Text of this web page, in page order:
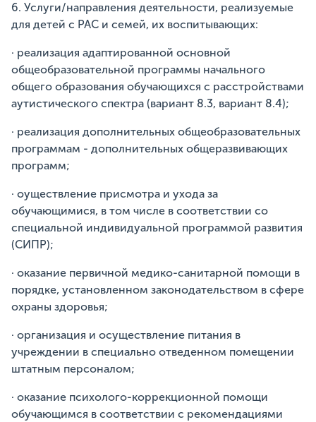
6. Услуги/направления деятельности, реализуемые
для детей с РАС и семей, их воспитывающих:
· реализация адаптированной основной
общеобразовательной программы начального
общего образования обучающихся с расстройствами
аутистического спектра (вариант 8.3, вариант 8.4);
· реализация дополнительных общеобразовательных
программам - дополнительных общеразвивающих
программ;
· оуществление присмотра и ухода за
обучающимися, в том числе в соответствии со
специальной индивидуальной программой развития
(СИПР);
· оказание первичной медико-санитарной помощи в
порядке, установленном законодательством в сфере
охраны здоровья;
· организация и осуществление питания в
учреждении в специально отведенном помещении
штатным персоналом;
· оказание психолого-коррекционной помощи
обучающимся в соответствии с рекомендациями